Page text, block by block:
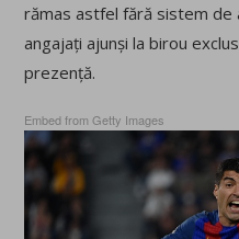
rămas astfel fără sistem de
angajați ajunși la birou
prezență.
Embed from Getty Images